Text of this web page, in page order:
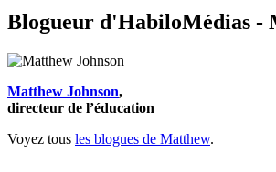
Blogueur d'HabiloMédias -
Matthew Johnson,
directeur de l’éducation
Voyez tous les blogues de Matthew.